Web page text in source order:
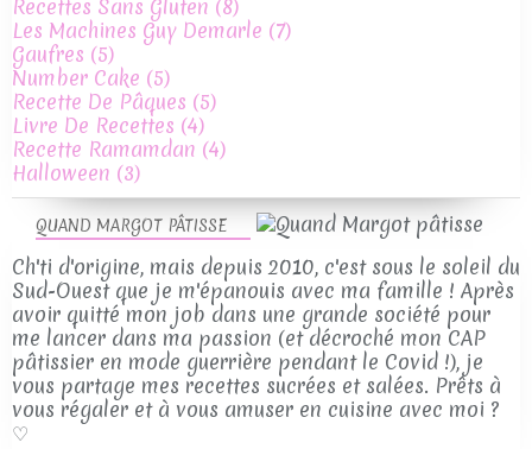
QUAND MARGOT PÂTISSE
Ch'ti d'origine, mais depuis 2010, c'est sous le soleil du
Sud-Ouest que je m'épanouis avec ma famille ! Après
avoir quitté mon job dans une grande société pour
me lancer dans ma passion (et décroché mon CAP
pâtissier en mode guerrière pendant le Covid !), je
vous partage mes recettes sucrées et salées. Prêts à
vous régaler et à vous amuser en cuisine avec moi ?
♡
Recettes Sans Gluten (8)
Les Machines Guy Demarle (7)
Gaufres (5)
Number Cake (5)
Recette De Pâques (5)
Livre De Recettes (4)
Recette Ramamdan (4)
Halloween (3)